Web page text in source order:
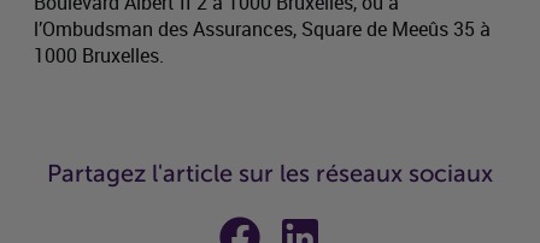
l’Ombudsman des Assurances, Square de Meeûs 35 à
1000 Bruxelles.
Partagez l'article sur les réseaux sociaux
Partager sur